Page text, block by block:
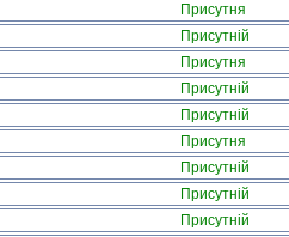
Присутня
Присутній
Присутня
Присутній
Присутній
Присутня
Присутній
Присутній
Присутній